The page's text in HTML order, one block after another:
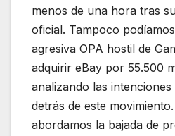
menos de una hora tras
oficial. Tampoco
agresiva OPA hostil de
adquirir eBay por 55.500
analizando las
detrás de este
abordamos la bajada de